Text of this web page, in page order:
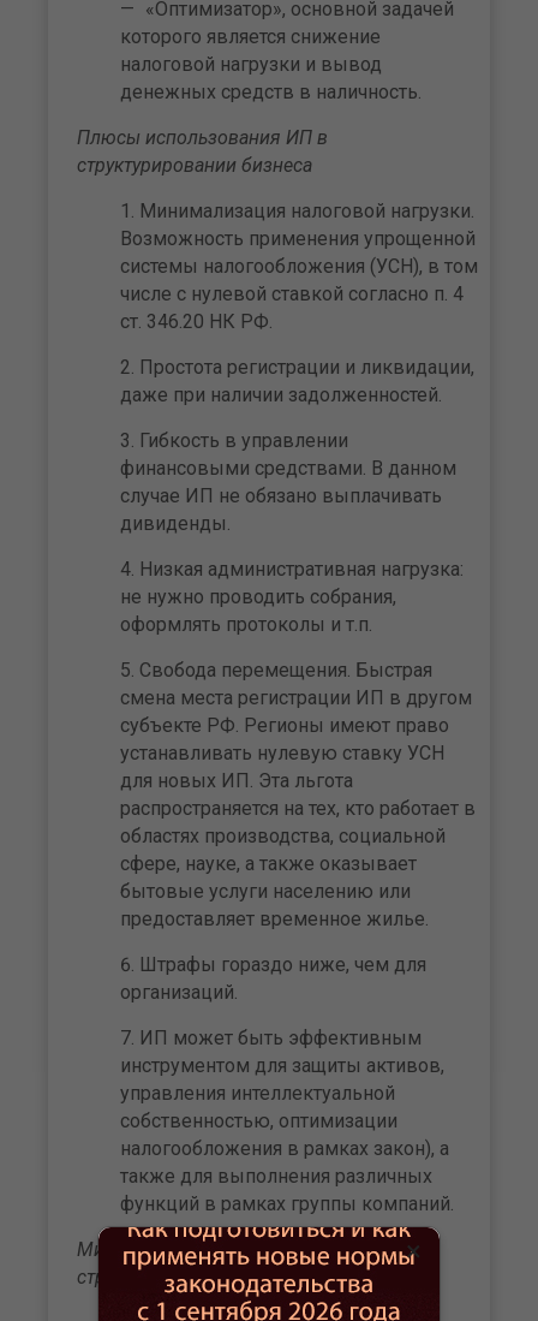
«Оптимизатор», основной задачей
которого является снижение
налоговой нагрузки и вывод
денежных средств в наличность.
Плюсы использования ИП в
структурировании бизнеса
Минимализация налоговой нагрузки.
Возможность применения упрощенной
системы налогообложения (УСН), в том
числе с нулевой ставкой согласно п. 4
ст. 346.20 НК РФ.
Простота регистрации и ликвидации,
даже при наличии задолженностей.
Гибкость в управлении
финансовыми средствами. В данном
случае ИП не обязано выплачивать
дивиденды.
Низкая административная нагрузка:
не нужно проводить собрания,
оформлять протоколы и т.п.
Свобода перемещения. Быстрая
смена места регистрации ИП в другом
субъекте РФ. Регионы имеют право
устанавливать нулевую ставку УСН
для новых ИП. Эта льгота
распространяется на тех, кто работает в
областях производства, социальной
сфере, науке, а также оказывает
бытовые услуги населению или
предоставляет временное жилье.
Штрафы гораздо ниже, чем для
организаций.
ИП может быть эффективным
инструментом для защиты активов,
управления интеллектуальной
собственностью, оптимизации
налогообложения в рамках закон), а
также для выполнения различных
функций в рамках группы компаний.
Минусы использования ИП в
структурировании бизнеса
×